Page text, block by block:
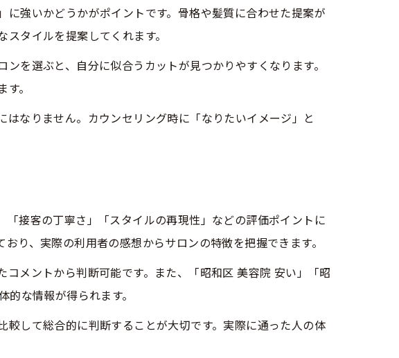
トを選ぶコツ
徹底比較
ット体験
を検証
訣
の進め方
スまとめ
トも紹介
イント
びのコツ
すさ比較
強いかどうかがポイントです。骨格や髪質に合わせた提案が
タイルを提案してくれます。
を選ぶと、自分に似合うカットが見つかりやすくなります。
。
なりません。カウンセリング時に「なりたいイメージ」と
接客の丁寧さ」「スタイルの再現性」などの評価ポイントに
り、実際の利用者の感想からサロンの特徴を把握できます。
メントから判断可能です。また、「昭和区 美容院 安い」「昭
な情報が得られます。
して総合的に判断することが大切です。実際に通った人の体